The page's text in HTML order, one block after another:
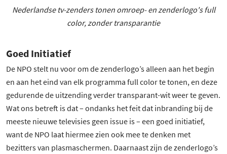
Nederlandse tv-zenders tonen omroep- en zenderlogo's full
color, zonder transparantie
Goed Initiatief
De NPO stelt nu voor om de zenderlogo’s alleen aan het begin
en aan het eind van elk programma full color te tonen, en deze
gedurende de uitzending verder transparant-wit weer te geven.
Wat ons betreft is dat – ondanks het feit dat inbranding bij de
meeste nieuwe televisies geen issue is – een goed initiatief,
want de NPO laat hiermee zien ook mee te denken met
bezitters van plasmaschermen. Daarnaast zijn de zenderlogo’s